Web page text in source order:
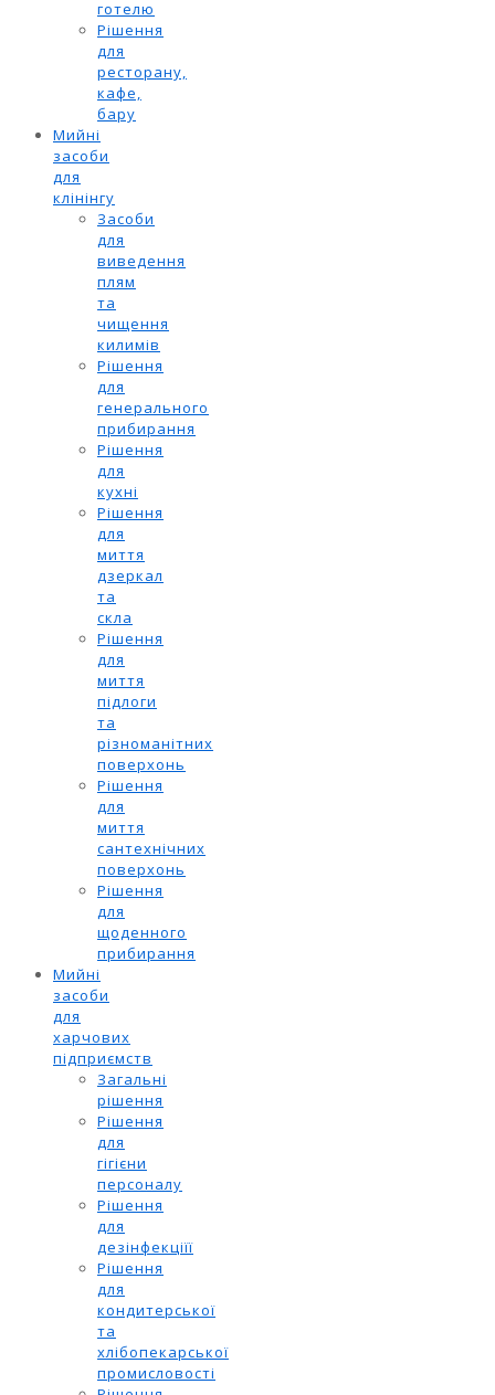
готелю
Рішення
для
ресторану,
кафе,
бару
Мийні
засоби
для
клінінгу
Засоби
для
виведення
плям
та
чищення
килимів
Рішення
для
генерального
прибирання
Рішення
для
кухні
Рішення
для
миття
дзеркал
та
скла
Рішення
для
миття
підлоги
та
різноманітних
поверхонь
Рішення
для
миття
сантехнічних
поверхонь
Рішення
для
щоденного
прибирання
Мийні
засоби
для
харчових
підприємств
Загальні
рішення
Рішення
для
гігієни
персоналу
Рішення
для
дезінфекціїї
Рішення
для
кондитерської
та
хлібопекарської
промисловості